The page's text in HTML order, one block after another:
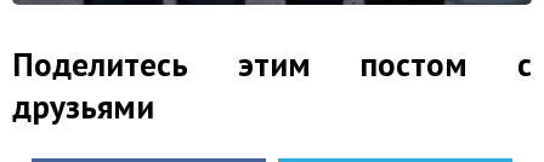
Поделитесь этим постом с
друзьями